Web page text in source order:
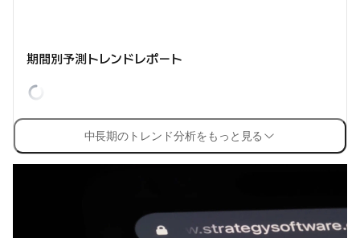
期間別予測トレンドレポート
中長期のトレンド分析をもっと見る